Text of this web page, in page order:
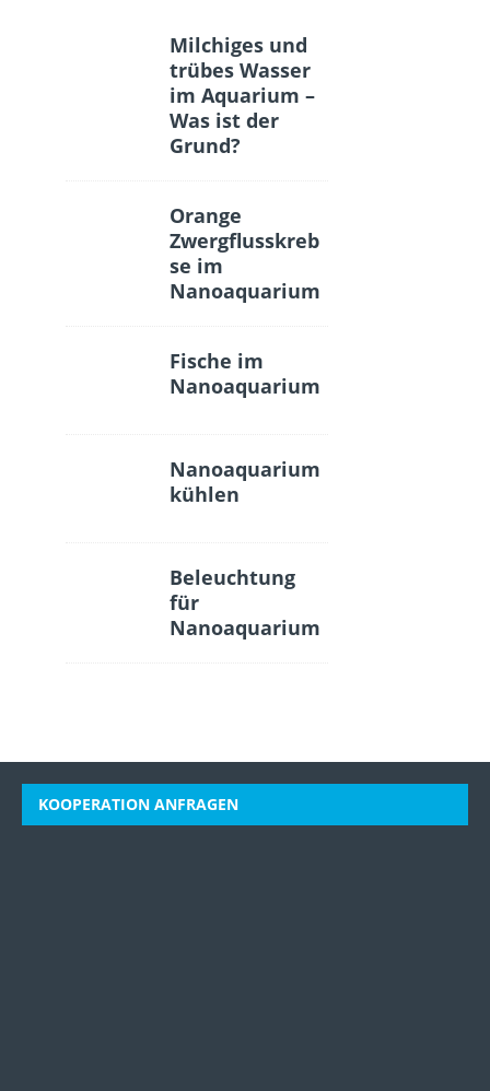
Milchiges und
trübes Wasser
im Aquarium –
Was ist der
Grund?
Orange
Zwergflusskreb
se im
Nanoaquarium
Fische im
Nanoaquarium
Nanoaquarium
kühlen
Beleuchtung
für
Nanoaquarium
KOOPERATION ANFRAGEN